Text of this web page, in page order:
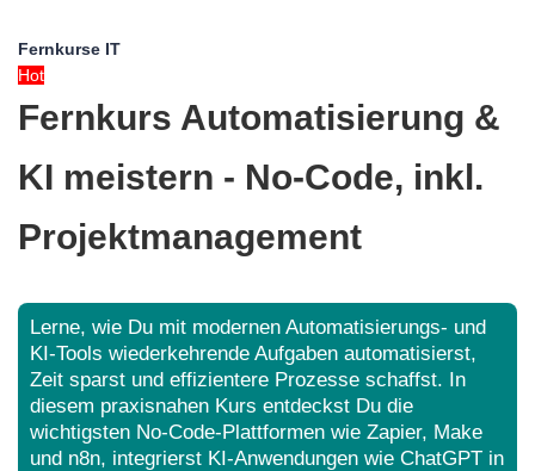
Fernkurse IT
Hot
Fernkurs Automatisierung &
KI meistern - No-Code, inkl.
Projektmanagement
Lerne, wie Du mit modernen Automatisierungs- und
KI-Tools wiederkehrende Aufgaben automatisierst,
Zeit sparst und effizientere Prozesse schaffst. In
diesem praxisnahen Kurs entdeckst Du die
wichtigsten No-Code-Plattformen wie Zapier, Make
und n8n, integrierst KI-Anwendungen wie ChatGPT in